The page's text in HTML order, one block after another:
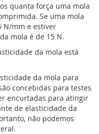
quanta força uma mola
Se uma mola
N/mm e estiver
mola é de 15 N.
da mola está
da mola para
concebidas para testes
encurtadas para atingir
de elasticidade da
não podemos